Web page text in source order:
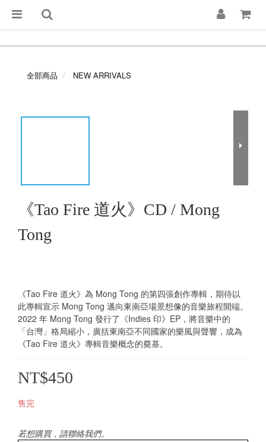
全部商品 NEW ARRIVALS
《Tao Fire 道火》CD / Mong
Tong
《Tao Fire 道火》為 Mong Tong 的第四張創作專輯，期待以
此專輯宣示 Mong Tong 邁向東南亞場景想像的音樂旅程開端。
2022 年 Mong Tong 發行了《Indies 印》EP，將音樂中的
「台灣」格局縮小，廣括東南亞不同國家的樂風與聲響，成為
《Tao Fire 道火》專輯音樂概念的奠基。
NT$450
售完
若想購買，請聯絡我們。